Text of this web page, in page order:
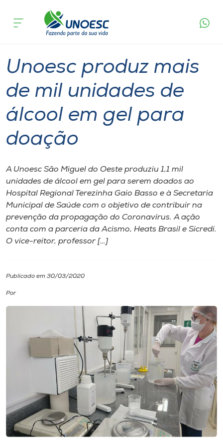
Cursos
Pesquisa
Atendimento ao Estudante
Portal de Ensino
A
Internacionalização
I.nova
Diplomados
Cultura
Editora
Rádio
acontece
Unoesc produz mais
de mil unidades de
álcool em gel para
doação
A Unoesc São Miguel do Oeste produziu 1,1 mil
unidades de álcool em gel para serem doados ao
Hospital Regional Terezinha Gaio Basso e à Secretaria
Municipal de Saúde com o objetivo de contribuir na
prevenção da propagação do Coronavírus. A ação
conta com a parceria da Acismo, Heats Brasil e Sicredi.
O vice-reitor, professor […]
Publicado em 30/03/2020
Por